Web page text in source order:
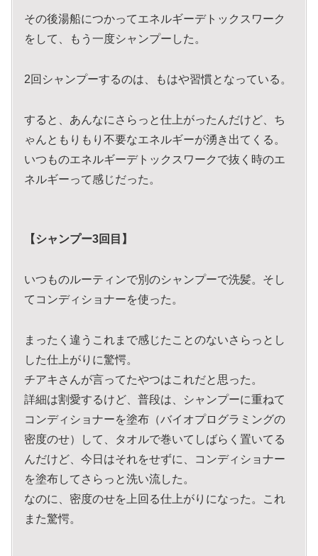
その後湯船につかってエネルギーデトックスワーク
をして、もう一度シャンプーした。
2回シャンプーするのは、もはや習慣となっている。
すると、あんなにさらっと仕上がったんだけど、ち
ゃんともりもり不要なエネルギーが湧き出てくる。
いつものエネルギーデトックスワークで抜く時のエ
ネルギーって感じだった。
【シャンプー3回目】
いつものルーティンで別のシャンプーで洗髪。そし
てコンディショナーを使った。
まったく違うこれまで感じたことのないさらっとし
した仕上がりに驚愕。
チアキさんが言ってたやつはこれだと思った。
詳細は割愛するけど、普段は、シャンプーに重ねて
コンディショナーを塗布（バイオプログラミングの
密度のせ）して、タオルで巻いてしばらく置いてる
んだけど、今日はそれをせずに、コンディショナー
を塗布してさらっと洗い流した。
なのに、密度のせを上回る仕上がりになった。これ
また驚愕。